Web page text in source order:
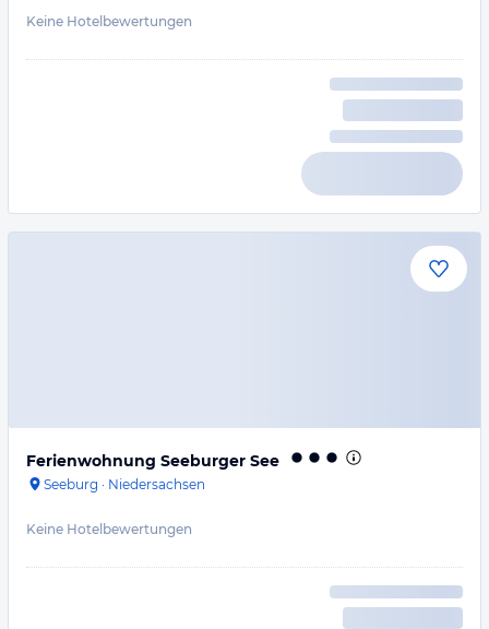
Keine Hotelbewertungen
Ferienwohnung Seeburger See
Seeburg · Niedersachsen
Keine Hotelbewertungen